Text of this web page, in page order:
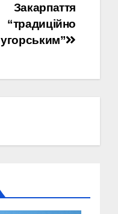
Закарпаття
“традиційно
угорським”